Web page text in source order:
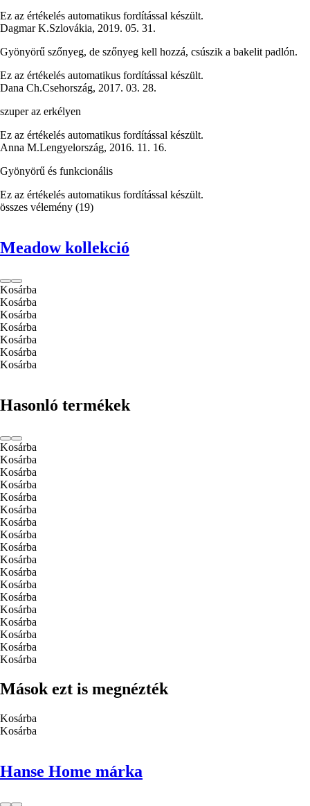
Ez az értékelés automatikus fordítással készült.
Dagmar K.Szlovákia, 2019. 05. 31.
Gyönyörű szőnyeg, de szőnyeg kell hozzá, csúszik a bakelit padlón.
Ez az értékelés automatikus fordítással készült.
Dana Ch.Csehország, 2017. 03. 28.
szuper az erkélyen
Ez az értékelés automatikus fordítással készült.
Anna M.Lengyelország, 2016. 11. 16.
Gyönyörű és funkcionális
Ez az értékelés automatikus fordítással készült.
összes vélemény (19)
Meadow kollekció
Kosárba
Kosárba
Kosárba
Kosárba
Kosárba
Kosárba
Kosárba
Hasonló termékek
Kosárba
Kosárba
Kosárba
Kosárba
Kosárba
Kosárba
Kosárba
Kosárba
Kosárba
Kosárba
Kosárba
Kosárba
Kosárba
Kosárba
Kosárba
Kosárba
Kosárba
Kosárba
Mások ezt is megnézték
Kosárba
Kosárba
Hanse Home márka